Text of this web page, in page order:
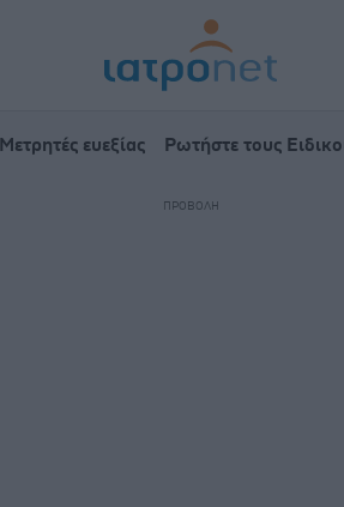
Μετρητές ευεξίας Ρωτήστε τους